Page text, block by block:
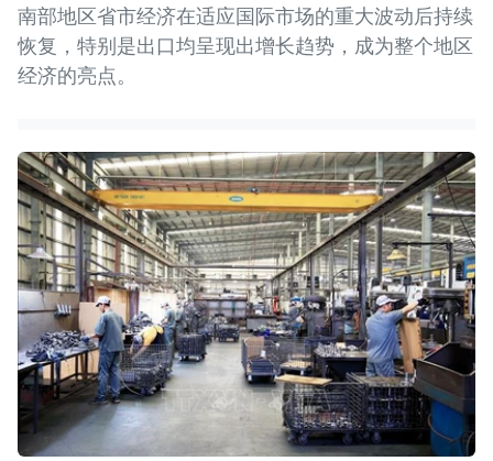
南部地区省市经济在适应国际市场的重大波动后持续
恢复，特别是出口均呈现出增长趋势，成为整个地区
经济的亮点。